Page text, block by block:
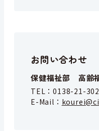
お問い合わせ
保健福祉部 高齢
TEL：0138-21-
E-Mail：